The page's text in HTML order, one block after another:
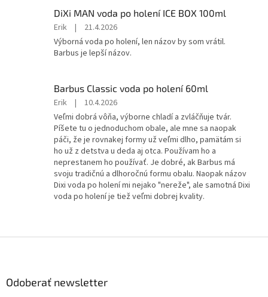
z
5
hviezdičiek.
DiXi MAN voda po holení ICE BOX 100ml
Hodnotenie
produktu
je
5
hviezdičiek.
Erik |
21.4.2026
Výborná voda po holení, len názov by som vrátil.
Barbus je lepší názov.
Barbus Classic voda po holení 60ml
Hodnotenie
produktu
je
5
z
5
hviezdičiek.
Erik |
10.4.2026
Veľmi dobrá vôňa, výborne chladí a zvláčňuje tvár.
Píšete tu o jednoduchom obale, ale mne sa naopak
páči, že je rovnakej formy už veľmi dlho, pamätám si
ho už z detstva u deda aj otca. Používam ho a
neprestanem ho používať. Je dobré, ak Barbus má
svoju tradičnú a dlhoročnú formu obalu. Naopak názov
Dixi voda po holení mi nejako "nereže", ale samotná Dixi
voda po holení je tiež veľmi dobrej kvality.
Odoberať newsletter